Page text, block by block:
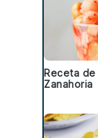
Receta de
Zanahoria